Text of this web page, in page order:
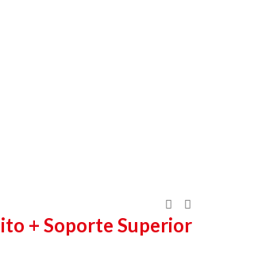
+ Soporte Superior